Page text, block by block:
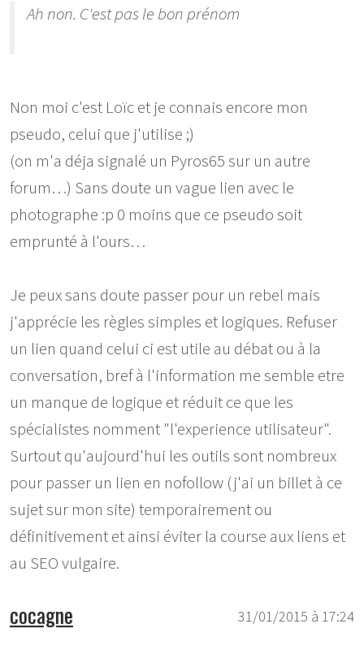
Ah non. C'est pas le bon prénom
Non moi c'est Loïc et je connais encore mon
pseudo, celui que j'utilise ;)
(on m'a déja signalé un Pyros65 sur un autre
forum…) Sans doute un vague lien avec le
photographe :p 0 moins que ce pseudo soit
emprunté à l'ours…
Je peux sans doute passer pour un rebel mais
j'apprécie les règles simples et logiques. Refuser
un lien quand celui ci est utile au débat ou à la
conversation, bref à l'information me semble etre
un manque de logique et réduit ce que les
spécialistes nomment "l'experience utilisateur".
Surtout qu'aujourd'hui les outils sont nombreux
pour passer un lien en nofollow (j'ai un billet à ce
sujet sur mon site) temporairement ou
définitivement et ainsi éviter la course aux liens et
au SEO vulgaire.
31/01/2015 à 17:24
cocagne